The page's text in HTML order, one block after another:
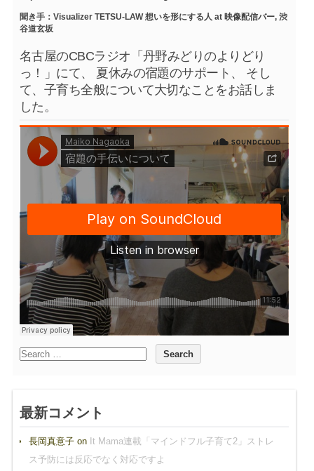
聞き手：Visualizer TETSU-LAW 想いを形にする人 at 映像配信バー, 渋
谷道玄坂
名古屋のCBCラジオ「丹野みどりのよりどり
っ！」にて、 夏休みの宿題のサポート、 そし
て、子育ち全般について大切なことをお話しま
した。
最新コメント
長岡真意子on It Mama連載「マインドフル子育て2」ストレ
ス予防には反応でなく対応ですよ